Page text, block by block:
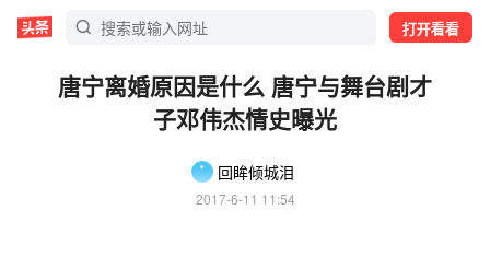
打开看看
唐宁离婚原因是什么 唐宁与舞台剧才
子邓伟杰情史曝光
回眸倾城泪
2017-6-11 11:54